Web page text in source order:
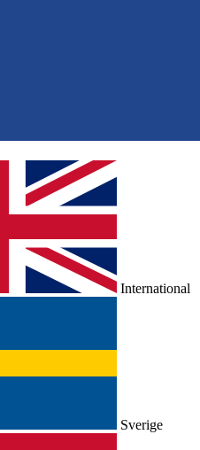
International
Sverige